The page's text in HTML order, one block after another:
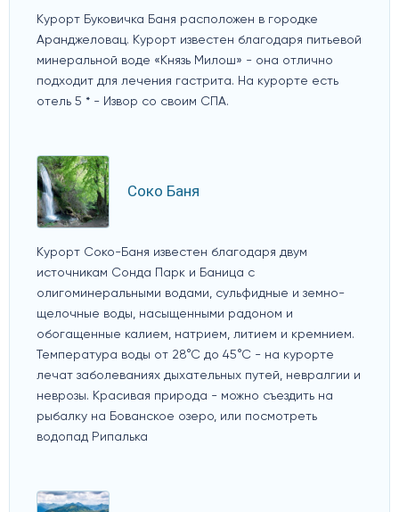
Курорт Буковичка Баня расположен в городке
Аранджеловац. Курорт известен благодаря питьевой
минеральной воде «Князь Милош» - она отлично
подходит для лечения гастрита. На курорте есть
отель 5 * - Извор со своим СПА.
Соко Баня
Курорт Соко-Баня известен благодаря двум
источникам Сонда Парк и Баница с
олигоминеральными водами, сульфидные и земно-
щелочные воды, насыщенными радоном и
обогащенные калием, натрием, литием и кремнием.
Температура воды от 28°С до 45°С - на курорте
лечат заболеваниях дыхательных путей, невралгии и
неврозы. Красивая природа - можно съездить на
рыбалку на Бованское озеро, или посмотреть
водопад Рипалька